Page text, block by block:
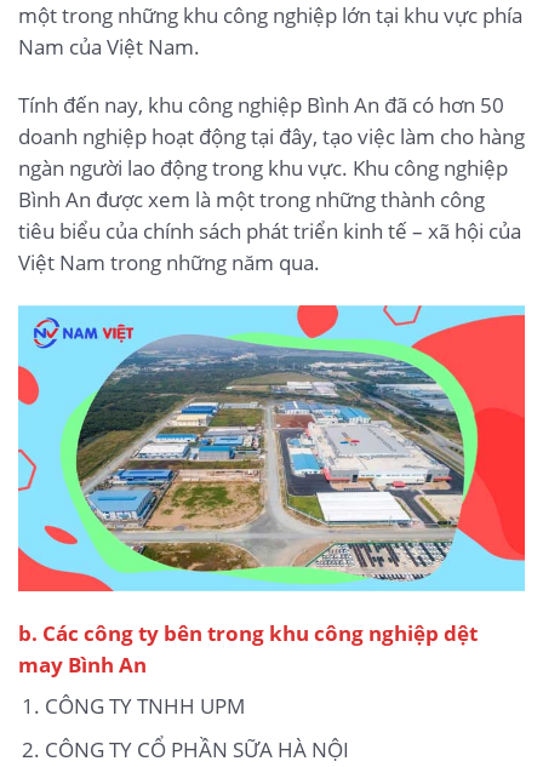
một trong những khu công nghiệp lớn tại khu vực phía
Nam của Việt Nam.
Tính đến nay, khu công nghiệp Bình An đã có hơn 50
doanh nghiệp hoạt động tại đây, tạo việc làm cho hàng
ngàn người lao động trong khu vực. Khu công nghiệp
Bình An được xem là một trong những thành công
tiêu biểu của chính sách phát triển kinh tế – xã hội của
Việt Nam trong những năm qua.
b. Các công ty bên trong khu công nghiệp dệt
may Bình An
CÔNG TY TNHH UPM
CÔNG TY CỔ PHẦN SỮA HÀ NỘI